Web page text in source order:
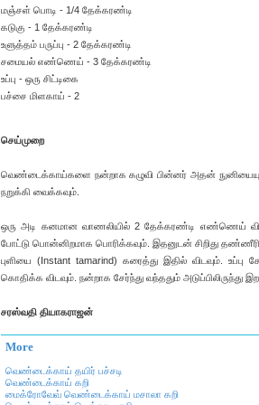
மஞ்சள் பொடி - 1/4 தேக்கரண்டி
கடுகு - 1 தேக்கரண்டி
உளுத்தம் பருப்பு - 2 தேக்கரண்டி
சமையல் எண்ணெய் - 3 தேக்கரண்டி
உப்பு - ஒரு சிட்டிகை
பச்சை மிளகாய் - 2
செய்முறை
வெண்டைக்காய்களை நன்றாக கழுவி பின்னர் அதன் நுனியையும்
நறுக்கி வைக்கவும்.
ஒரு அடி கனமான வாணலியில் 2 தேக்கரண்டி எண்ணெய்
போட்டு பொன்னிறமாக பொரிக்கவும். இதனுடன் சிறிது
புளியை (Instant tamarind) கரைத்து இதில் விடவும்.
கொதிக்க விடவும். நன்றாக சேர்ந்து வந்ததும் அடுப்பிலிருந்து
சரஸ்வதி தியாகராஜன்
More
வெண்டைக்காய் தயிர் பச்சடி
வெண்டைக்காய் கறி
மைக்ரோவேவ் வெண்டைக்காய் மசாலா கறி